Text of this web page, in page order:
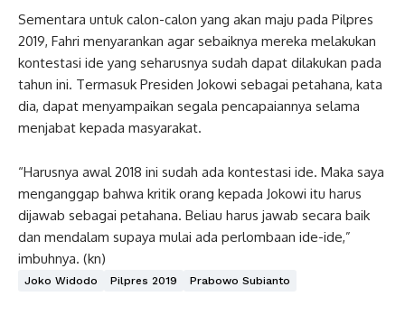
Sementara untuk calon-calon yang akan maju pada Pilpres
2019, Fahri menyarankan agar sebaiknya mereka melakukan
kontestasi ide yang seharusnya sudah dapat dilakukan pada
tahun ini. Termasuk Presiden Jokowi sebagai petahana, kata
dia, dapat menyampaikan segala pencapaiannya selama
menjabat kepada masyarakat.
“Harusnya awal 2018 ini sudah ada kontestasi ide. Maka saya
menganggap bahwa kritik orang kepada Jokowi itu harus
dijawab sebagai petahana. Beliau harus jawab secara baik
dan mendalam supaya mulai ada perlombaan ide-ide,”
imbuhnya. (kn)
Joko Widodo Pilpres 2019 Prabowo Subianto